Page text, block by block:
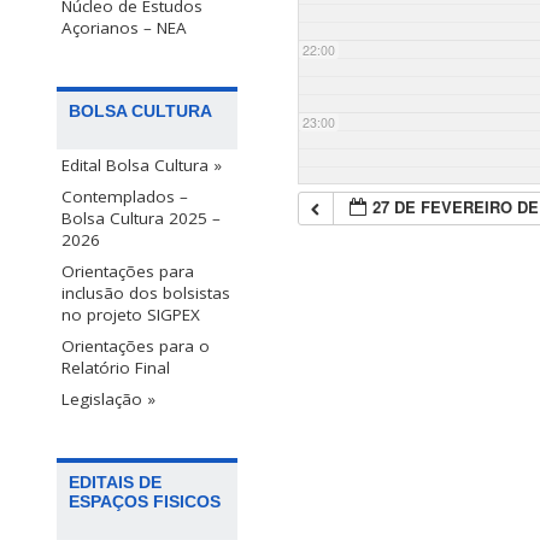
Núcleo de Estudos
Açorianos – NEA
BOLSA CULTURA
Edital Bolsa Cultura »
Contemplados –
Bolsa Cultura 2025 –
2026
Orientações para
inclusão dos bolsistas
no projeto SIGPEX
Orientações para o
Relatório Final
Legislação »
EDITAIS DE
ESPAÇOS FISICOS
22:00
23:00
27 DE FEVEREIRO